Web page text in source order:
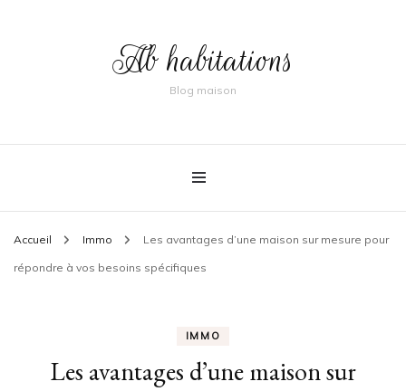
Ab habitations
Blog maison
Accueil Immo Les avantages d’une maison sur mesure pour
répondre à vos besoins spécifiques
IMMO
Les avantages d’une maison sur